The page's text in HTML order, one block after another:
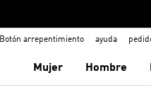
Botón arrepentimiento ayuda
Mujer Hombre